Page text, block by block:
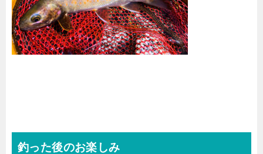
釣った後のお楽しみ